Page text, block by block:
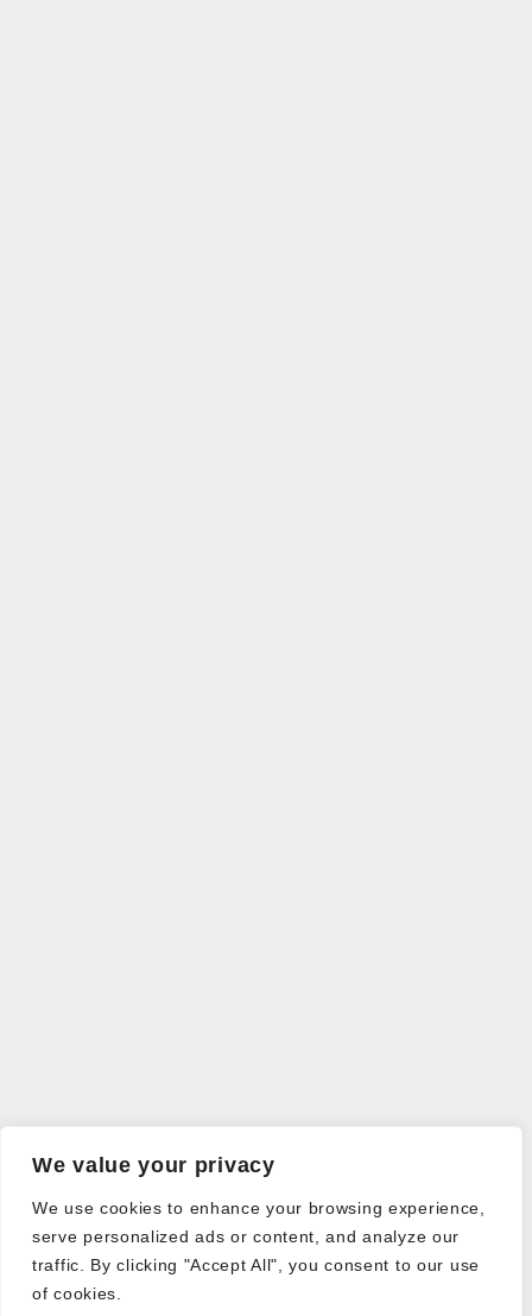
We value your privacy
We use cookies to enhance your browsing experience,
serve personalized ads or content, and analyze our
traffic. By clicking "Accept All", you consent to our use
of cookies.